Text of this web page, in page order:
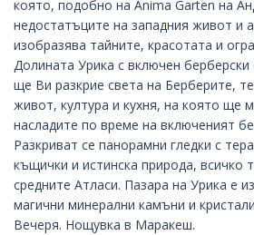
която, подобно на Anima Garten на
недостатъците на западния живот и
изобразява тайните, красотата и
Долината Урика с включен
ще Ви разкрие света на Берберите,
живот, култура и кухня, на която ще
насладите по време на включеният
Разкриват се панорамни гледки с
къщички и истинска природа, всичко
средните Атласи. Пазара на Урика е
магични минерални камъни и
Вечеря. Нощувка в Маракеш.